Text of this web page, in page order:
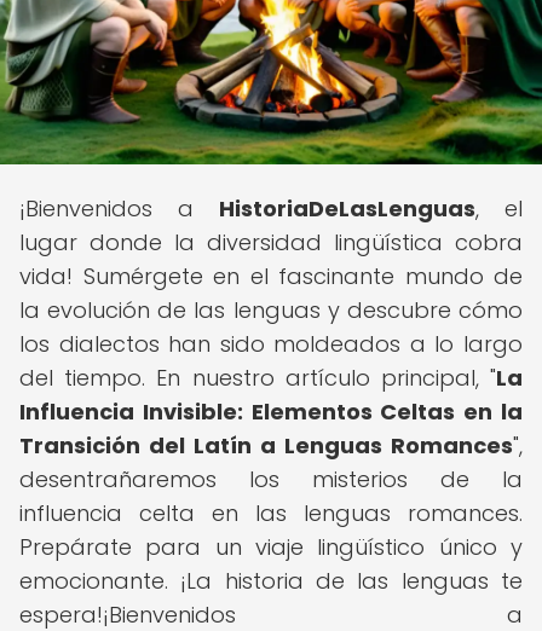
¡Bienvenidos a HistoriaDeLasLenguas, el
lugar donde la diversidad lingüística cobra
vida! Sumérgete en el fascinante mundo de
la evolución de las lenguas y descubre cómo
los dialectos han sido moldeados a lo largo
del tiempo. En nuestro artículo principal, "La
Influencia Invisible: Elementos Celtas en la
Transición del Latín a Lenguas Romances",
desentrañaremos los misterios de la
influencia celta en las lenguas romances.
Prepárate para un viaje lingüístico único y
emocionante. ¡La historia de las lenguas te
espera!¡Bienvenidos a